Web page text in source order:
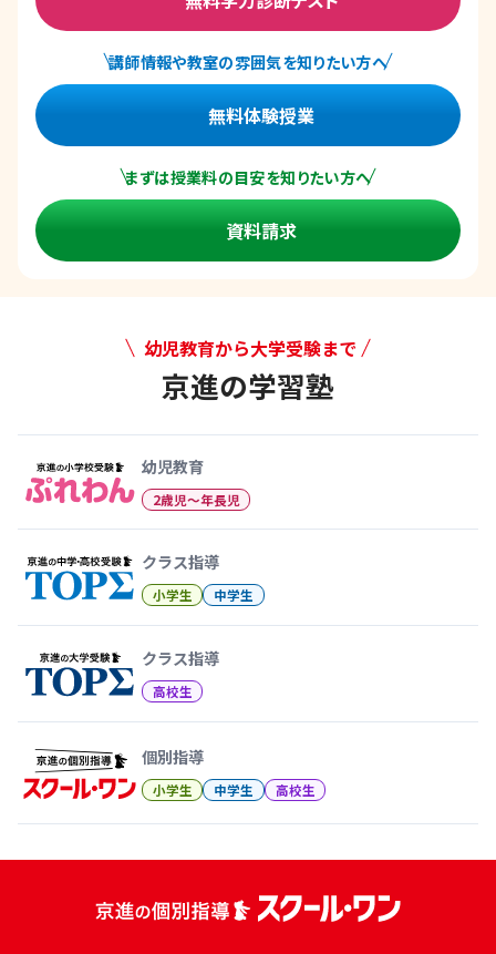
講師情報や教室の雰囲気を知りたい方へ
無料体験授業
まずは授業料の目安を知りたい方へ
資料請求
幼児教育から大学受験まで
京進の学習塾
幼児教育
2歳児〜年長児
クラス指導
小学生 中学生
クラス指導
高校生
個別指導
小学生 中学生 高校生